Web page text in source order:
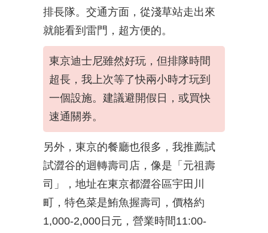
排長隊。交通方面，從淺草站走出來
就能看到雷門，超方便的。
東京迪士尼雖然好玩，但排隊時間
超長，我上次等了快兩小時才玩到
一個設施。建議避開假日，或買快
速通關券。
另外，東京的餐廳也很多，我推薦試
試澀谷的迴轉壽司店，像是「元祖壽
司」，地址在東京都澀谷區宇田川
町，特色菜是鮪魚握壽司，價格約
1,000-2,000日元，營業時間11:00-